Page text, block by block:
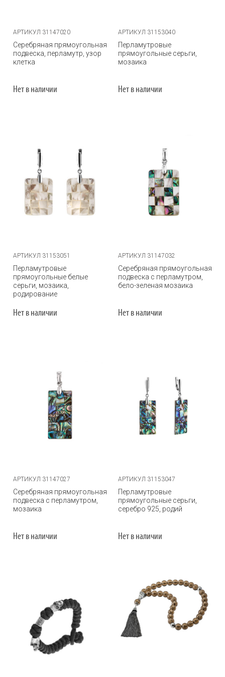
АРТИКУЛ 31147020
Серебряная прямоугольная
подвеска, перламутр, узор
клетка
Нет в наличии
АРТИКУЛ 31153040
Перламутровые
прямоугольные серьги,
мозаика
Нет в наличии
АРТИКУЛ 31153051
Перламутровые
прямоугольные белые
серьги, мозаика,
родирование
Нет в наличии
АРТИКУЛ 31147032
Серебряная прямоугольная
подвеска с перламутром,
бело-зеленая мозаика
Нет в наличии
АРТИКУЛ 31147027
Серебряная прямоугольная
подвеска с перламутром,
мозаика
Нет в наличии
АРТИКУЛ 31153047
Перламутровые
прямоугольные серьги,
серебро 925, родий
Нет в наличии